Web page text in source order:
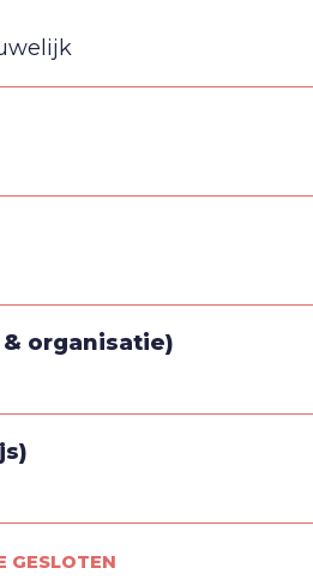
organisatie)
GESLOTEN